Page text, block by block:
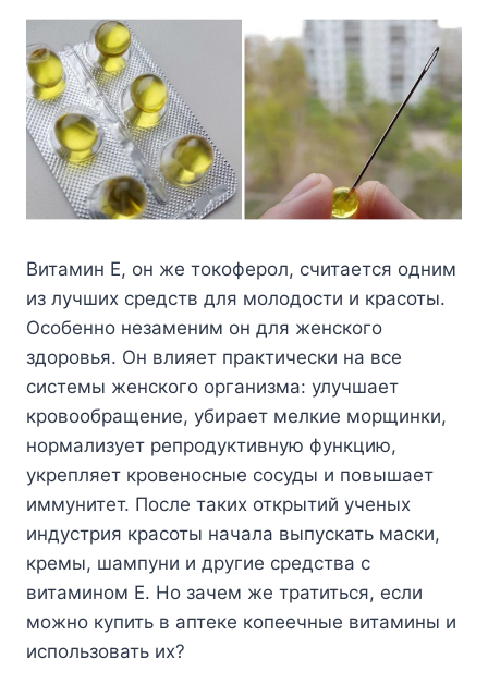
Витамин Е, он же токоферол, считается одним
из лучших средств для молодости и красоты.
Особенно незаменим он для женского
здоровья. Он влияет практически на все
системы женского организма: улучшает
кровообращение, убирает мелкие морщинки,
нормализует репродуктивную функцию,
укрепляет кровеносные сосуды и повышает
иммунитет. После таких открытий ученых
индустрия красоты начала выпускать маски,
кремы, шампуни и другие средства с
витамином Е. Но зачем же тратиться, если
можно купить в аптеке копеечные витамины и
использовать их?